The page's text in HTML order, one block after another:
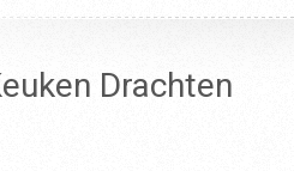
Drachten